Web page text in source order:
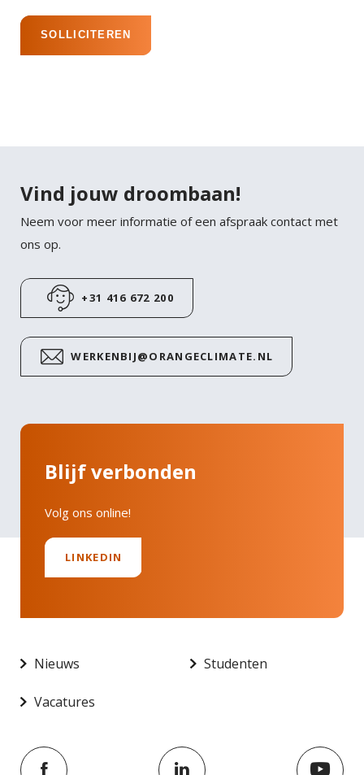
SOLLICITEREN
Vind jouw droombaan!
Neem voor meer informatie of een afspraak contact met
ons op.
+31 416 672 200
WERKENBIJ@ORANGECLIMATE.NL
Blijf verbonden
Volg ons online!
LINKEDIN
Nieuws Studenten
Vacatures